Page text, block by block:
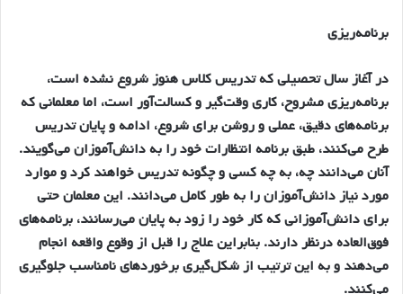
برنامه‌ريزي
در آغاز سال تحصيلي كه تدريس كلاس هنوز شروع نشده است،
برنامه‌ريزي مشروح، كاري وقت‌گير و كسالت‌آور است، اما معلماني كه
برنامه‌هاي دقيق، عملي و روشن براي شروع، ادامه و پايان تدريس
طرح مي‌كنند، طبق برنامه انتظارات خود را به دانش‌آموزان مي‌گويند.
آنان مي‌دانند چه، به چه كسي و چگونه تدريس خواهند كرد و موارد
مورد نياز دانش‌آموزان را به طور كامل مي‌دانند. اين معلمان حتي
براي دانش‌آموزاني كه كار خود را زود به پايان مي‌رسانند، برنامه‌هاي
فوق‌العاده درنظر دارند. بنابراين علاج را قبل از وقوع واقعه انجام
مي‌دهند و به اين ترتيب از شكل‌گيري برخوردهاي نامناسب جلوگيري